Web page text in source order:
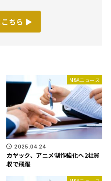
こちら ▶︎
M&Aニュース
2025.04.24
カヤック、アニメ制作強化へ2社買
収で飛躍